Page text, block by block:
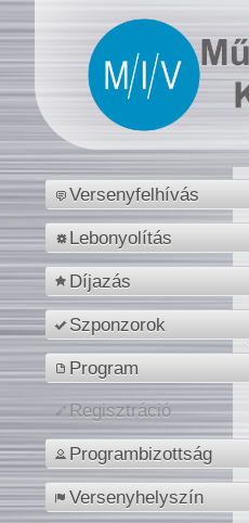
Versenyfelhívás
Lebonyolítás
Díjazás
Szponzorok
Program
Regisztráció
Programbizottság
Versenyhelyszín